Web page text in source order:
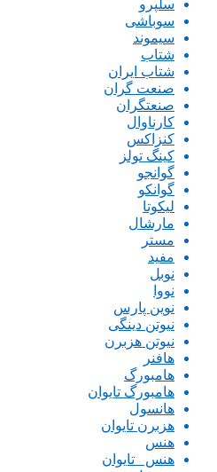
سلپرو
سوباشی
سیموند
شتاب
شتاب ایران
صنعت گران
صنعتگران
کارناوال
کنزاکس
کینگ تولز
گوانجو
گوانکو
لیکوتا
مارشال
مستر
مفید
نوبل
نووا
نوین پارس
نیوتن دینگی
نیوتن هزبرن
هافنر
هامبورگ
هامبورگ تایوان
هانسول
هزبرن تایوان
هنس
هنس _تایوان